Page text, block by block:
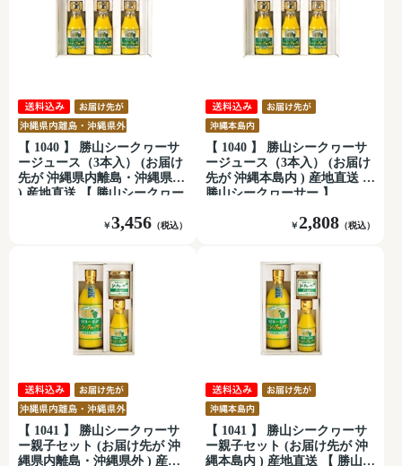
【 1040 】 勝山シークヮーサ
ージュース（3本入） (お届け
先が 沖縄県内離島・沖縄県外
) 産地直送 【 勝山シークヮー
￥3,456 （税込）
【 1040 】 勝山シークヮーサ
ージュース（3本入） (お届け
先が 沖縄本島内 ) 産地直送 【
勝山シークヮーサー 】
￥2,808 （税込）
【 1041 】 勝山シークヮーサ
ー親子セット (お届け先が 沖
縄県内離島・沖縄県外 ) 産地
【 1041 】 勝山シークヮーサ
ー親子セット (お届け先が 沖
縄本島内 ) 産地直送 【 勝山シ